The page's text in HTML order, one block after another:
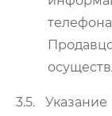
3.5.